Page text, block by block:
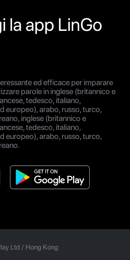
la app LinGo
ed efficace per imparare
parole in inglese (britannico e
tedesco, italiano,
europeo), arabo, russo, turco,
inglese (britannico e
tedesco, italiano,
europeo), arabo, russo, turco,
Ltd / Hong Kong